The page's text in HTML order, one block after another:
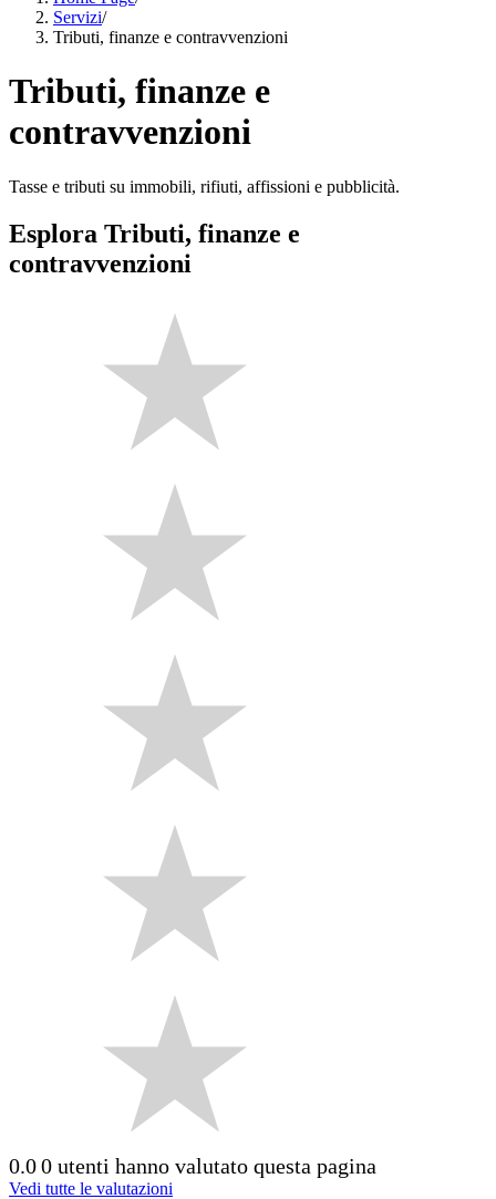
Servizi/
Tributi, finanze e contravvenzioni
Tributi, finanze e
contravvenzioni
Tasse e tributi su immobili, rifiuti, affissioni e pubblicità.
Esplora Tributi, finanze e
contravvenzioni
0.00 utenti hanno valutato questa pagina
Vedi tutte le valutazioni